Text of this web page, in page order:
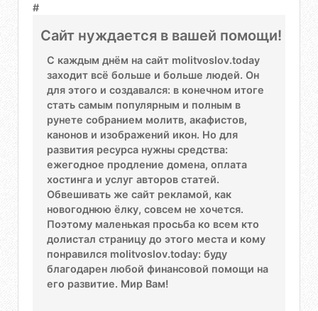
#
Сайт нуждается в вашей помощи!
С каждым днём на сайт molitvoslov.today
заходит всё больше и больше людей. Он
для этого и создавался: в конечном итоге
стать самым популярным и полным в
рунете собранием молитв, акафистов,
канонов и изображений икон. Но для
развития ресурса нужны средства:
ежегодное продление домена, оплата
хостинга и услуг авторов статей.
Обвешивать же сайт рекламой, как
новогоднюю ёлку, совсем не хочется.
Поэтому маленькая просьба ко всем кто
долистал страницу до этого места и кому
понравился molitvoslov.today: буду
благодарен любой финансовой помощи на
его развитие. Мир Вам!